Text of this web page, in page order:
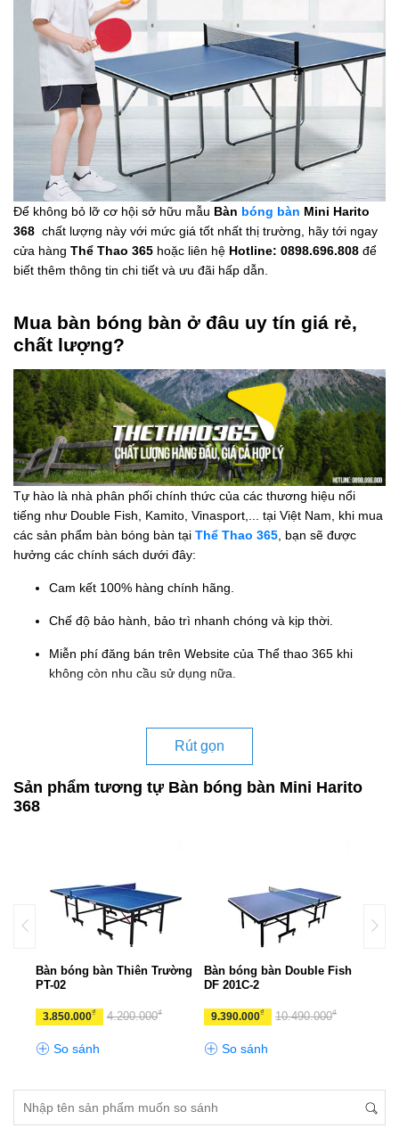
Để không bỏ lỡ cơ hội sở hữu mẫu Bàn bóng bàn Mini Harito
368 chất lượng này với mức giá tốt nhất thị trường, hãy tới ngay
cửa hàng Thể Thao 365 hoặc liên hệ Hotline: 0898.696.808 để
biết thêm thông tin chi tiết và ưu đãi hấp dẫn.
Mua bàn bóng bàn ở đâu uy tín giá rẻ,
chất lượng?
Tự hào là nhà phân phối chính thức của các thương hiệu nổi
tiếng như Double Fish, Kamito, Vinasport,... tại Việt Nam, khi mua
các sản phẩm bàn bóng bàn tại Thể Thao 365 , bạn sẽ được
hưởng các chính sách dưới đây:
Cam kết 100% hàng chính hãng.
Chế độ bảo hành, bảo trì nhanh chóng và kịp thời.
Miễn phí đăng bán trên Website của Thể thao 365 khi
không còn nhu cầu sử dụng nữa.
Rút gọn
Sản phẩm tương tự Bàn bóng bàn Mini Harito
368
Bàn bóng bàn Thiên Trường
PT-02
3.850.000₫ 4.200.000₫
So sánh
Bàn bóng bàn Double Fish
DF 201C-2
9.390.000₫ 10.490.000₫
So sánh